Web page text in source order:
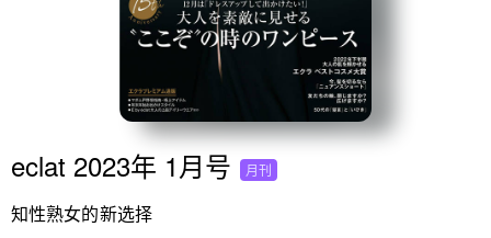
eclat 2023年 1月号 月刊
知性熟女的新选择